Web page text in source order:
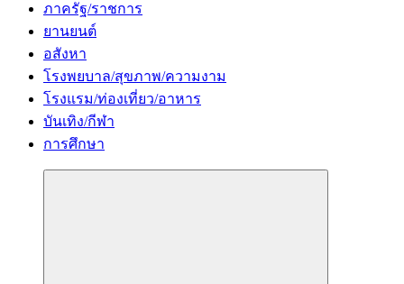
ภาครัฐ/ราชการ
ยานยนต์
อสังหา
โรงพยบาล/สุขภาพ/ความงาม
โรงแรม/ท่องเที่ยว/อาหาร
บันเทิง/กีฬา
การศึกษา